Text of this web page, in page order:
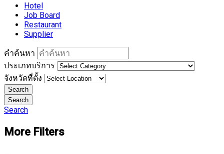
Hotel
Job Board
Restaurant
Supplier
คำค้นหา
ประเภทบริการ
จังหวัดที่ตั้ง
Search
Search
Search
More Filters